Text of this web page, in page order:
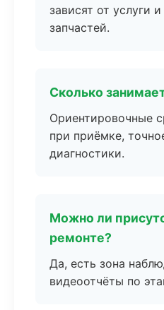
зависят от услуги
запчастей.
Сколько
Ориентировочные
при приёмке,
диагностики.
Можно ли
ремонте?
Да, есть зона
видеоотчёты по